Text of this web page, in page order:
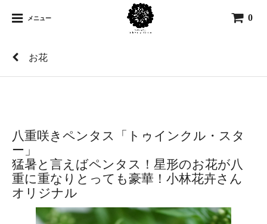
メニュー 0
お花
八重咲きペンタス「トゥインクル・スタ
ー」
猛暑と言えばペンタス！星形のお花が八
重に重なりとっても豪華！小林花卉さん
オリジナル